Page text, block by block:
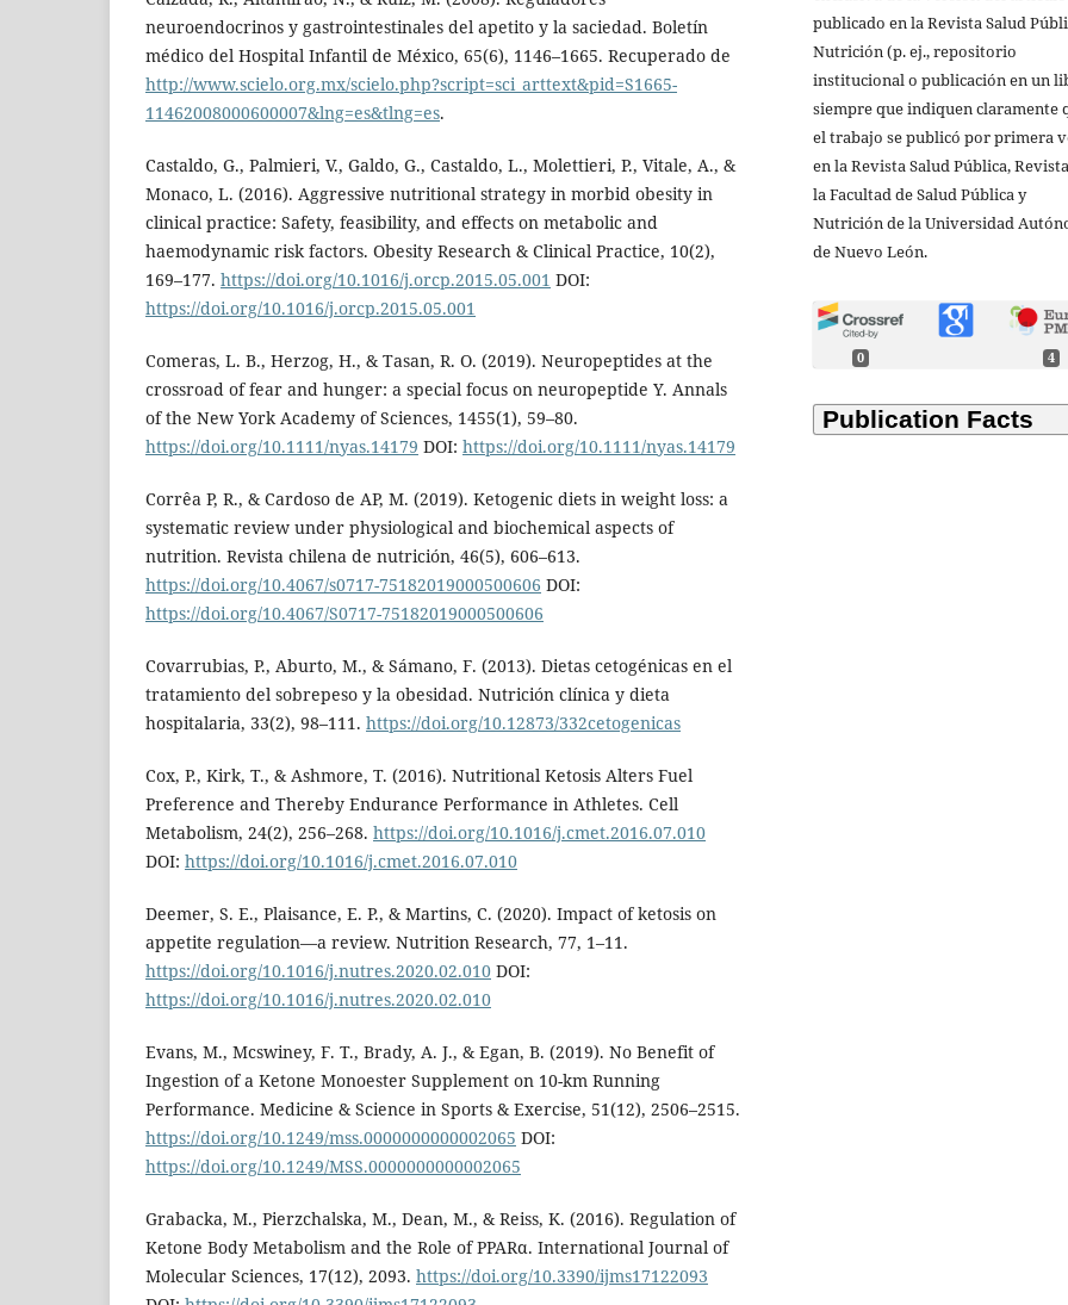
neuroendocrinos y gastrointestinales del apetito y la saciedad. Boletín
médico del Hospital Infantil de México, 65(6), 1146–1665. Recuperado de
http://www.scielo.org.mx/scielo.php?script=sci_arttext&pid=S1665-
11462008000600007&lng=es&tlng=es.
Castaldo, G., Palmieri, V., Galdo, G., Castaldo, L., Molettieri, P., Vitale, A., &
Monaco, L. (2016). Aggressive nutritional strategy in morbid obesity in
clinical practice: Safety, feasibility, and effects on metabolic and
haemodynamic risk factors. Obesity Research & Clinical Practice, 10(2),
169–177. https://doi.org/10.1016/j.orcp.2015.05.001 DOI:
https://doi.org/10.1016/j.orcp.2015.05.001
Comeras, L. B., Herzog, H., & Tasan, R. O. (2019). Neuropeptides at the
crossroad of fear and hunger: a special focus on neuropeptide Y. Annals
of the New York Academy of Sciences, 1455(1), 59–80.
https://doi.org/10.1111/nyas.14179 DOI: https://doi.org/10.1111/nyas.14179
Corrêa P, R., & Cardoso de AP, M. (2019). Ketogenic diets in weight loss: a
systematic review under physiological and biochemical aspects of
nutrition. Revista chilena de nutrición, 46(5), 606–613.
https://doi.org/10.4067/s0717-75182019000500606 DOI:
https://doi.org/10.4067/S0717-75182019000500606
Covarrubias, P., Aburto, M., & Sámano, F. (2013). Dietas cetogénicas en el
tratamiento del sobrepeso y la obesidad. Nutrición clínica y dieta
hospitalaria, 33(2), 98–111. https://doi.org/10.12873/332cetogenicas
Cox, P., Kirk, T., & Ashmore, T. (2016). Nutritional Ketosis Alters Fuel
Preference and Thereby Endurance Performance in Athletes. Cell
Metabolism, 24(2), 256–268. https://doi.org/10.1016/j.cmet.2016.07.010
DOI: https://doi.org/10.1016/j.cmet.2016.07.010
Deemer, S. E., Plaisance, E. P., & Martins, C. (2020). Impact of ketosis on
appetite regulation—a review. Nutrition Research, 77, 1–11.
https://doi.org/10.1016/j.nutres.2020.02.010 DOI:
https://doi.org/10.1016/j.nutres.2020.02.010
Evans, M., Mcswiney, F. T., Brady, A. J., & Egan, B. (2019). No Benefit of
Ingestion of a Ketone Monoester Supplement on 10-km Running
Performance. Medicine & Science in Sports & Exercise, 51(12), 2506–2515.
https://doi.org/10.1249/mss.0000000000002065 DOI:
https://doi.org/10.1249/MSS.0000000000002065
Grabacka, M., Pierzchalska, M., Dean, M., & Reiss, K. (2016). Regulation of
Ketone Body Metabolism and the Role of PPARα. International Journal of
Molecular Sciences, 17(12), 2093. https://doi.org/10.3390/ijms17122093
publicado en la Revista Salud
Nutrición (p. ej., repositorio
institucional o publicación en un
siempre que indiquen claramente
el trabajo se publicó por primera
en la Revista Salud Pública,
la Facultad de Salud Pública y
Nutrición de la Universidad
de Nuevo León.
0 4